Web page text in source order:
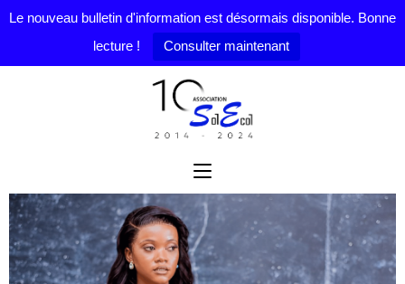
Le nouveau bulletin d'information est désormais disponible. Bonne
lecture !
Consulter maintenant